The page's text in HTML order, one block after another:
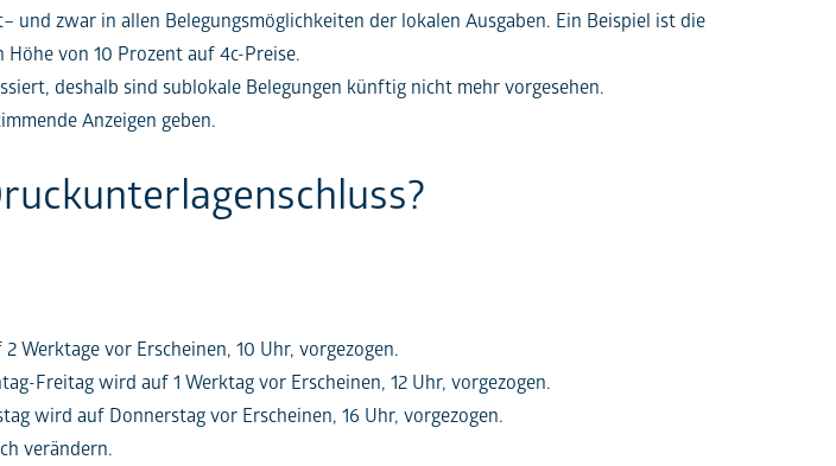
zwar in allen Belegungsmöglichkeiten der lokalen Ausgaben. Ein Beispiel ist die
von 10 Prozent auf 4c-Preise.
deshalb sind sublokale Belegungen künftig nicht mehr vorgesehen.
Anzeigen geben.
Werktage vor Erscheinen, 10 Uhr, vorgezogen.
Freitag wird auf 1 Werktag vor Erscheinen, 12 Uhr, vorgezogen.
wird auf Donnerstag vor Erscheinen, 16 Uhr, vorgezogen.
verändern.